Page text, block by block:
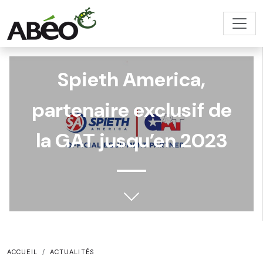
Spieth America,
partenaire exclusif de
la GAT jusqu’en 2023
ACCUEIL ACTUALITÉS